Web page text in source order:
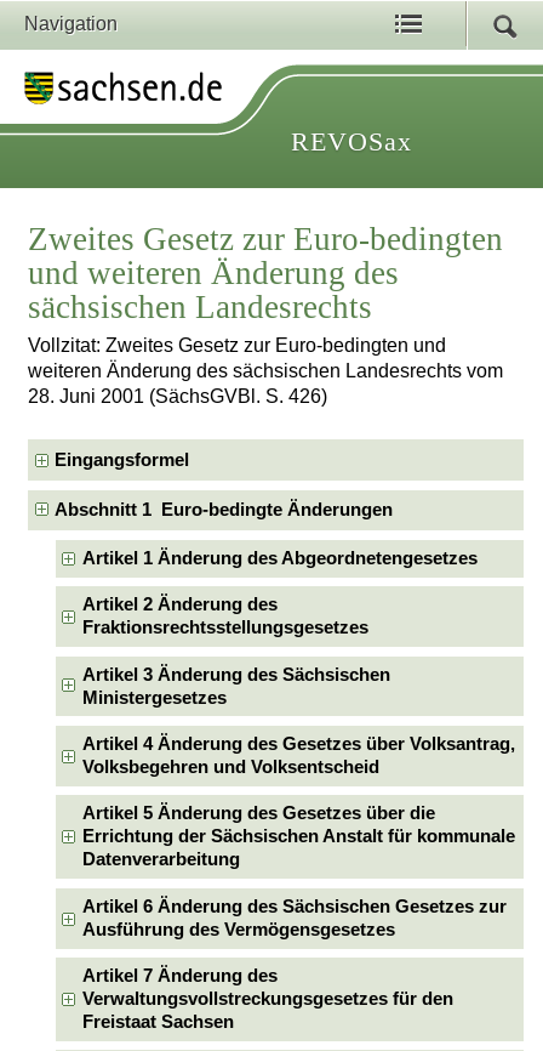
Navigation
REVOSax
Zweites Gesetz zur Euro-bedingten
und weiteren Änderung des
sächsischen Landesrechts
Vollzitat: Zweites Gesetz zur Euro-bedingten und
weiteren Änderung des sächsischen Landesrechts vom
28. Juni 2001 (SächsGVBl. S. 426)
Eingangsformel
Abschnitt 1 Euro-bedingte Änderungen
Artikel 1 Änderung des Abgeordnetengesetzes
Artikel 2 Änderung des
Fraktionsrechtsstellungsgesetzes
Artikel 3 Änderung des Sächsischen
Ministergesetzes
Artikel 4 Änderung des Gesetzes über Volksantrag,
Volksbegehren und Volksentscheid
Artikel 5 Änderung des Gesetzes über die
Errichtung der Sächsischen Anstalt für kommunale
Datenverarbeitung
Artikel 6 Änderung des Sächsischen Gesetzes zur
Ausführung des Vermögensgesetzes
Artikel 7 Änderung des
Verwaltungsvollstreckungsgesetzes für den
Freistaat Sachsen